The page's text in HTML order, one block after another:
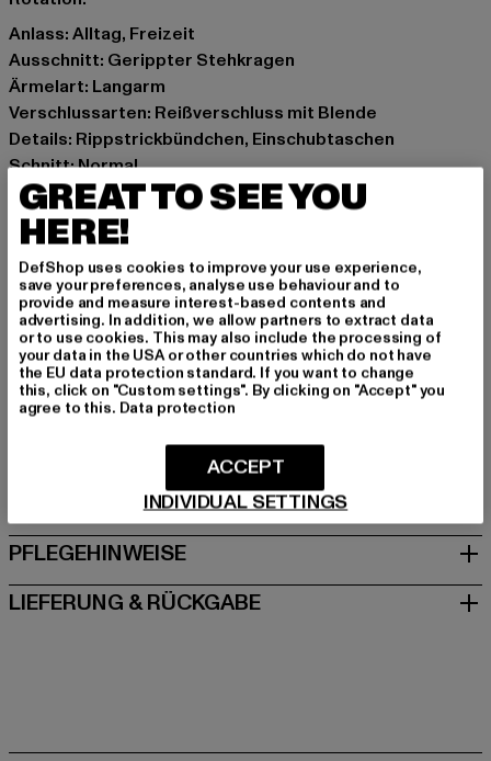
Anlass: Alltag, Freizeit
Ausschnitt: Gerippter Stehkragen
Ärmelart: Langarm
Verschlussarten: Reißverschluss mit Blende
Details: Rippstrickbündchen, Einschubtaschen
Schnitt: Normal
Marke: Urban Classics
Kat.: Bomberjacken
Farbe: schwarz
Hersteller Farbe: black
Materialzusammensetzung: 100% Polyester
Art.Nr: TB5488-00007
Hersteller: TB International GmbH |info@tbint.de
Dr.-Robert-Murjahn-Straße 7 | 64372 Ober-Ramstadt |
GRÖSSE & PASSFORM
PFLEGEHINWEISE
LIEFERUNG & RÜCKGABE
GREAT TO SEE YOU
HERE!
DefShop uses cookies to improve your use experience,
save your preferences, analyse use behaviour and to
provide and measure interest-based contents and
advertising. In addition, we allow partners to extract data
or to use cookies. This may also include the processing of
your data in the USA or other countries which do not have
the EU data protection standard. If you want to change
this, click on "Custom settings". By clicking on "Accept" you
agree to this. Data protection
INDIVIDUAL SETTINGS
ACCEPT